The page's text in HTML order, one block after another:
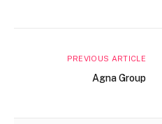
PREVIOUS ARTICLE
Agna Group